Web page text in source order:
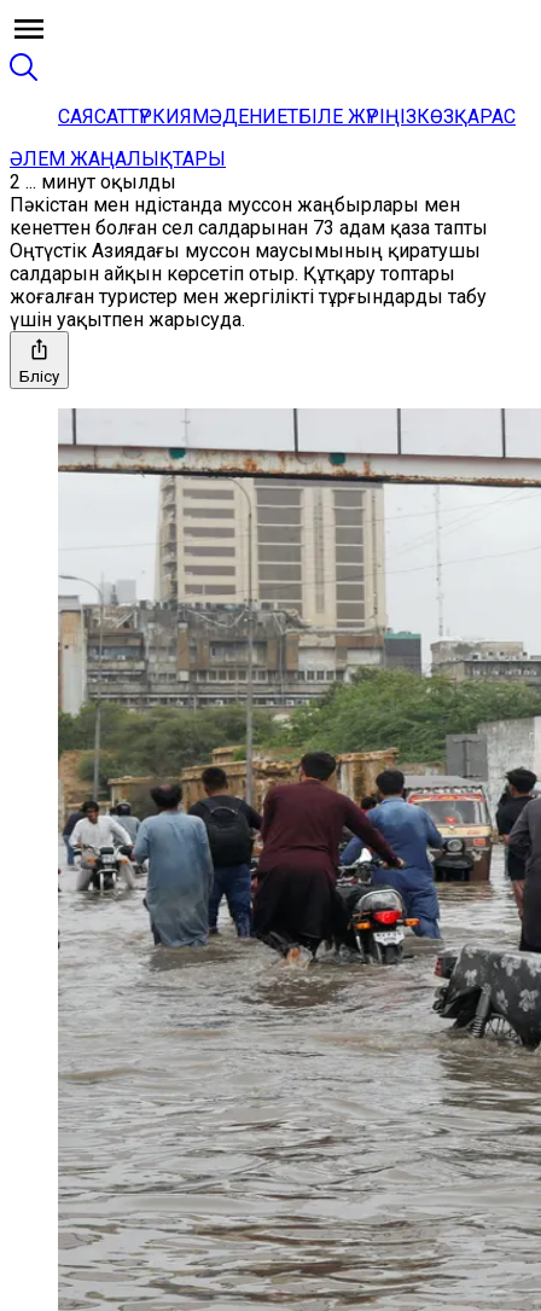
САЯСАТТҮРКИЯМӘДЕНИЕТБІЛЕ ЖҮРІҢІЗКӨЗҚАРАС
ӘЛЕМ ЖАҢАЛЫҚТАРЫ
2 ... минут оқылды
Пәкістан мен Үндістанда муссон жаңбырлары мен
кенеттен болған сел салдарынан 73 адам қаза тапты
Оңтүстік Азиядағы муссон маусымының қиратушы
салдарын айқын көрсетіп отыр. Құтқару топтары
жоғалған туристер мен жергілікті тұрғындарды табу
үшін уақытпен жарысуда.
Бөлісу